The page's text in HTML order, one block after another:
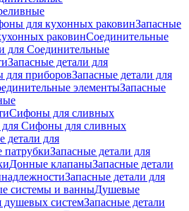
для кухонных раковинЗапасные
раковинСоединительные
для Соединительные
Запасные детали для
приборовЗапасные детали для
элементыЗапасные
Сифоны для сливных
для Сифоны для сливных
детали для
патрубкиЗапасные детали для
Донные клапаныЗапасные детали
Запасные детали для
системы и ванныДушевые
душевых системЗапасные детали